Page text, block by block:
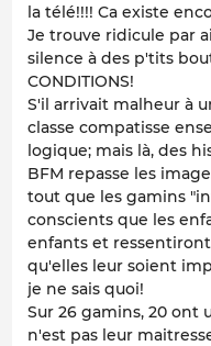
la télé!!!! Ca existe
Je trouve ridicule par
silence à des p'tits
CONDITIONS!
S'il arrivait malheur à
classe compatisse
logique; mais là, des
BFM repasse les
tout que les gamins
conscients que les
enfants et
qu'elles leur soient
je ne sais quoi!
Sur 26 gamins, 20 ont
n'est pas leur